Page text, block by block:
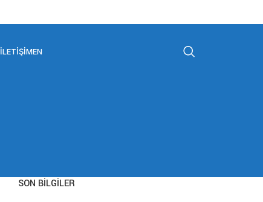
İLETIŞIMEN
SON BILGILER